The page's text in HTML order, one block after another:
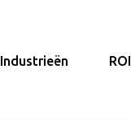
Industrieën ROI